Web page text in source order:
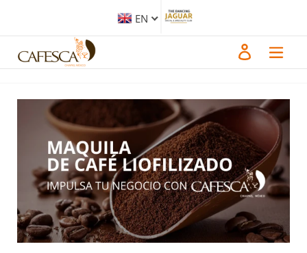
Log in
Maquila de Café Liofilizado: Impulsa Tu Negocio con
CAFESCA
EN